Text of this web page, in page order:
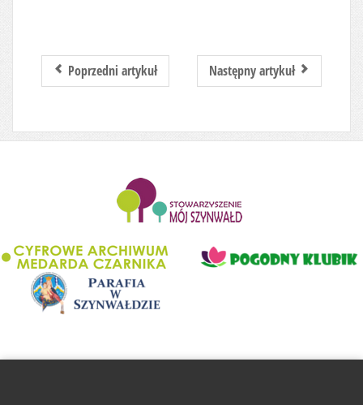
Poprzedni artykuł Następny artykuł